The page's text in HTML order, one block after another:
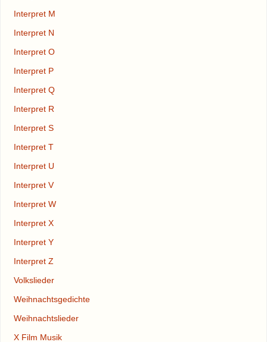
Interpret M
Interpret N
Interpret O
Interpret P
Interpret Q
Interpret R
Interpret S
Interpret T
Interpret U
Interpret V
Interpret W
Interpret X
Interpret Y
Interpret Z
Volkslieder
Weihnachtsgedichte
Weihnachtslieder
X Film Musik